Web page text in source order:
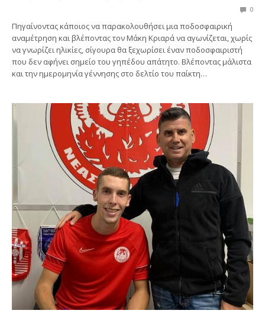
0
Πηγαίνοντας κάποιος να παρακολουθήσει μια ποδοσφαιρική
αναμέτρηση και βλέποντας τον Μάκη Κριαρά να αγωνίζεται, χωρίς
να γνωρίζει ηλικίες, σίγουρα θα ξεχωρίσει έναν ποδοσφαιριστή
που δεν αφήνει σημείο του γηπέδου απάτητο. Βλέποντας μάλιστα
και την ημερομηνία γέννησης στο δελτίο του παίκτη…